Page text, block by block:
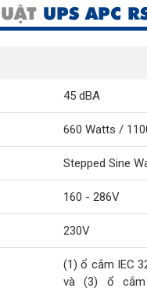
UPS APC
45 dBA
660 Watts /
Stepped Sine
160 - 286V
230V
(1) ổ cắm IEC
và (3) ổ cắm